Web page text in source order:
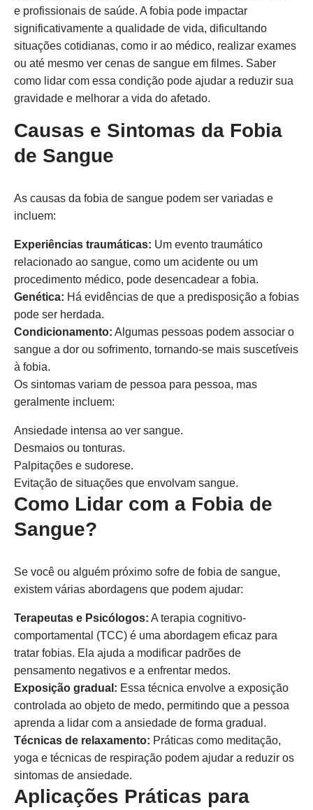
e profissionais de saúde. A fobia pode impactar
significativamente a qualidade de vida, dificultando
situações cotidianas, como ir ao médico, realizar exames
ou até mesmo ver cenas de sangue em filmes. Saber
como lidar com essa condição pode ajudar a reduzir sua
gravidade e melhorar a vida do afetado.
Causas e Sintomas da Fobia
de Sangue
As causas da fobia de sangue podem ser variadas e
incluem:
Experiências traumáticas: Um evento traumático
relacionado ao sangue, como um acidente ou um
procedimento médico, pode desencadear a fobia.
Genética: Há evidências de que a predisposição a fobias
pode ser herdada.
Condicionamento: Algumas pessoas podem associar o
sangue a dor ou sofrimento, tornando-se mais suscetíveis
à fobia.
Os sintomas variam de pessoa para pessoa, mas
geralmente incluem:
Ansiedade intensa ao ver sangue.
Desmaios ou tonturas.
Palpitações e sudorese.
Evitação de situações que envolvam sangue.
Como Lidar com a Fobia de
Sangue?
Se você ou alguém próximo sofre de fobia de sangue,
existem várias abordagens que podem ajudar:
Terapeutas e Psicólogos: A terapia cognitivo-
comportamental (TCC) é uma abordagem eficaz para
tratar fobias. Ela ajuda a modificar padrões de
pensamento negativos e a enfrentar medos.
Exposição gradual: Essa técnica envolve a exposição
controlada ao objeto de medo, permitindo que a pessoa
aprenda a lidar com a ansiedade de forma gradual.
Técnicas de relaxamento: Práticas como meditação,
yoga e técnicas de respiração podem ajudar a reduzir os
sintomas de ansiedade.
Aplicações Práticas para